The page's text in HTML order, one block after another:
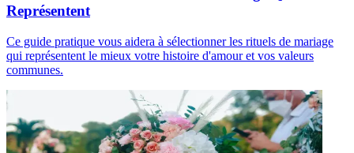
Représentent
Ce guide pratique vous aidera à sélectionner les rituels de mariage
qui représentent le mieux votre histoire d'amour et vos valeurs
communes.